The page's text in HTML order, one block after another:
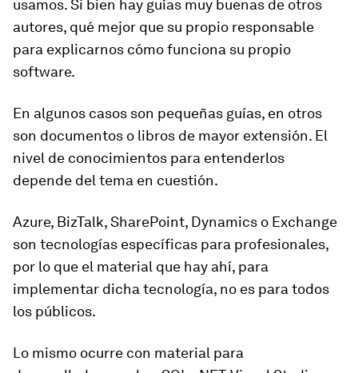
usamos. Si bien hay guías muy buenas de otros
autores, qué mejor que su propio responsable
para explicarnos cómo funciona su propio
software.
En algunos casos son pequeñas guías, en otros
son documentos o libros de mayor extensión. El
nivel de conocimientos para entenderlos
depende del tema en cuestión.
Azure, BizTalk, SharePoint, Dynamics o Exchange
son tecnologías específicas para profesionales,
por lo que el material que hay ahí, para
implementar dicha tecnología, no es para todos
los públicos.
Lo mismo ocurre con material para